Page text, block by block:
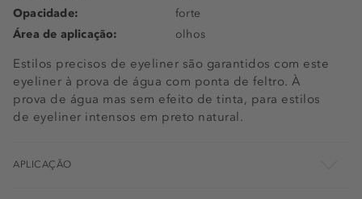
Estilos precisos de eyeliner são garantidos com este
eyeliner à prova de água com ponta de feltro. À
prova de água mas sem efeito de tinta, para estilos
de eyeliner intensos em preto natural.
Opacidade:
forte
Área de aplicação:
olhos
APLICAÇÃO